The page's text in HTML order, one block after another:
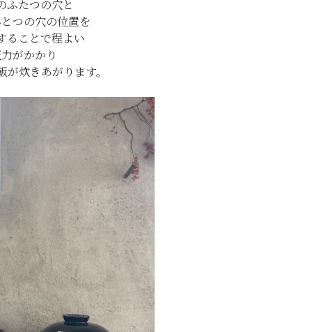
ふたつの穴と
つの穴の位置を
ることで程よい
がかかり
が炊きあがります。